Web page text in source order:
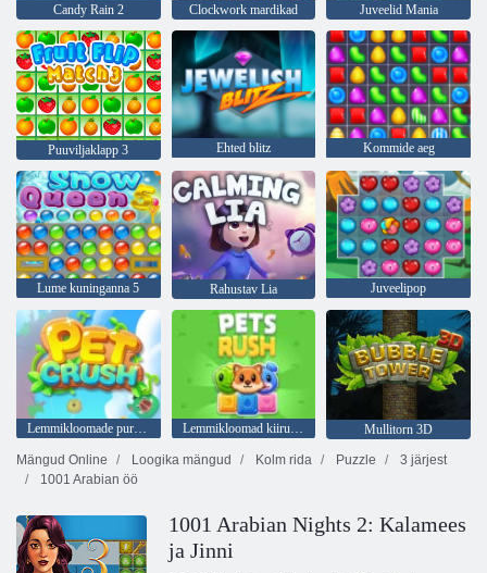
Candy Rain 2 Clockwork mardikad Juveelid Mania
Puuviljaklapp 3 Ehted blitz Kommide aeg
Lume kuninganna 5 Rahustav Lia Juveelipop
Lemmikloomade purustamine Lemmikloomad kiirustavad
Mullitorn 3D
Mängud Online
Loogika mängud Kolm rida Puzzle
3 järjest
1001 Arabian öö
1001 Arabian Nights 2: Kalamees
ja Jinni